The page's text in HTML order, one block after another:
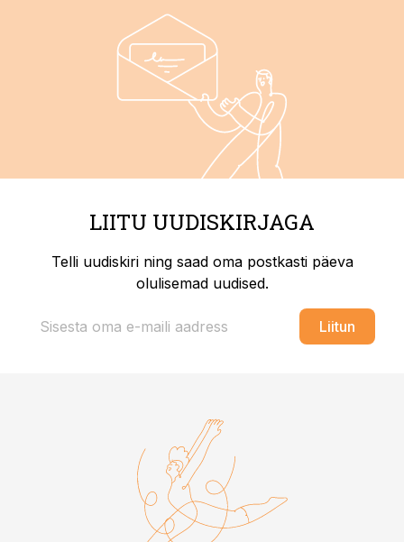
LIITU UUDISKIRJAGA
Telli uudiskiri ning saad oma postkasti päeva
olulisemad uudised.
Liitun